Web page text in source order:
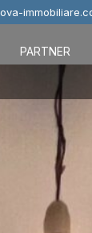
PARTNER